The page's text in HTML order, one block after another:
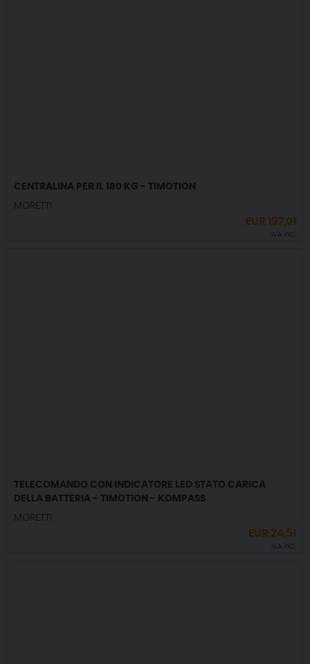
CENTRALINA PER IL 180 KG - TIMOTION
MORETTI
EUR197,01
IVA incl.
TELECOMANDO CON INDICATORE LED STATO CARICA
DELLA BATTERIA - TIMOTION - KOMPASS
MORETTI
EUR 24,51
IVA incl.